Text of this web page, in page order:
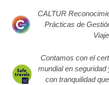
CALTUR
Prácticas de
Contamos con el
mundial en seguridad
con tranquilidad